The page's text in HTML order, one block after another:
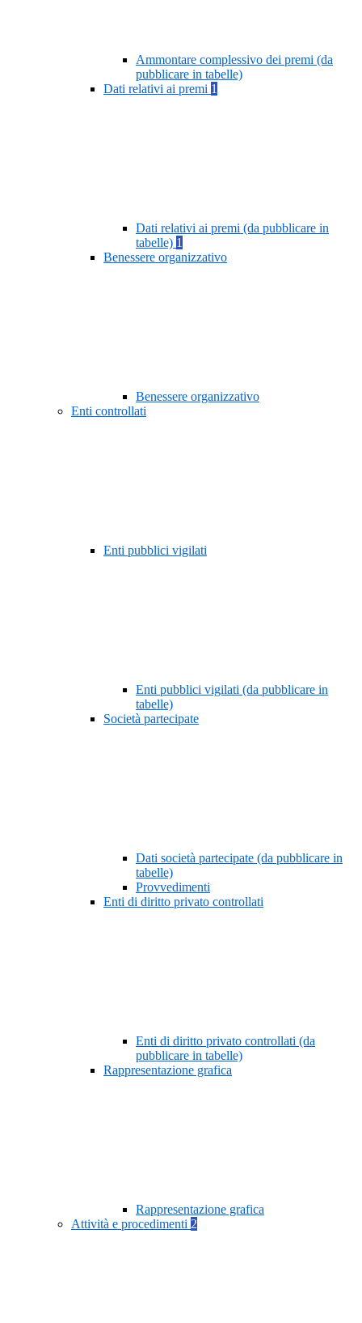
Ammontare complessivo dei premi (da
pubblicare in tabelle)
Dati relativi ai premi 1
Dati relativi ai premi (da pubblicare in
tabelle) 1
Benessere organizzativo
Benessere organizzativo
Enti controllati
Enti pubblici vigilati
Enti pubblici vigilati (da pubblicare in
tabelle)
Società partecipate
Dati società partecipate (da pubblicare in
tabelle)
Provvedimenti
Enti di diritto privato controllati
Enti di diritto privato controllati (da
pubblicare in tabelle)
Rappresentazione grafica
Rappresentazione grafica
Attività e procedimenti 2